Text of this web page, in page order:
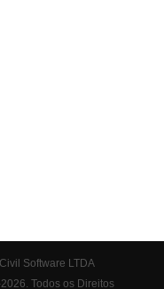
Software LTDA
Todos os Direitos